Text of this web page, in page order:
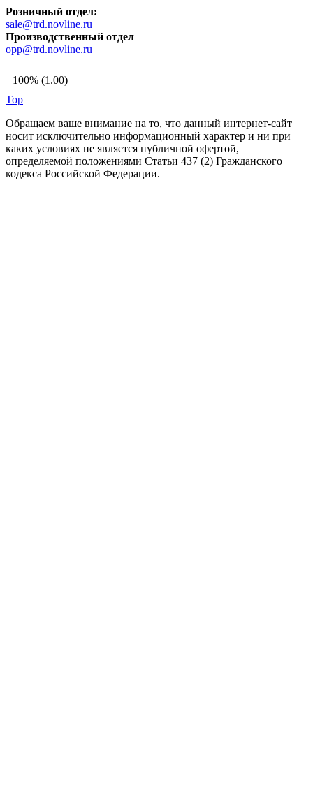
Розничный отдел:
sale@trd.novline.ru
Производственный отдел
opp@trd.novline.ru
100% (1.00)
Top
Обращаем ваше внимание на то, что данный интернет-сайт
носит исключительно информационный характер и ни при
каких условиях не является публичной офертой,
определяемой положениями Статьи 437 (2) Гражданского
кодекса Российской Федерации.